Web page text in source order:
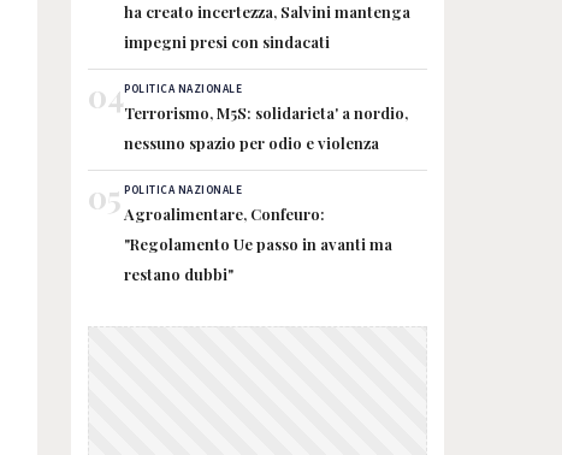
ha creato incertezza, Salvini mantenga
impegni presi con sindacati
04POLITICA NAZIONALE
Terrorismo, M5S: solidarieta' a nordio,
nessuno spazio per odio e violenza
05 POLITICA NAZIONALE
Agroalimentare, Confeuro:
"Regolamento Ue passo in avanti ma
restano dubbi"